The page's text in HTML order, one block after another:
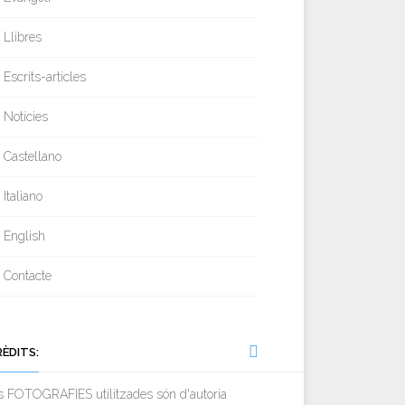
Llibres
Escrits-articles
Notícies
Castellano
Italiano
English
Contacte
FOTOGRAFIES utilitzades són d'autoria